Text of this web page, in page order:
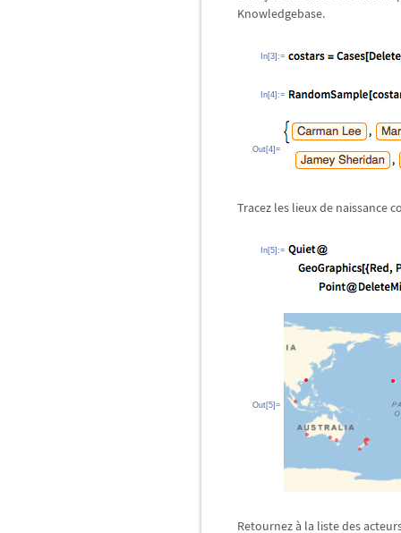
Knowledgebase.
In[3]:=
In[4]:=
Out[4]=
Tracez les lieux de naissance
In[5]:=
Out[5]=
Retournez à la liste des